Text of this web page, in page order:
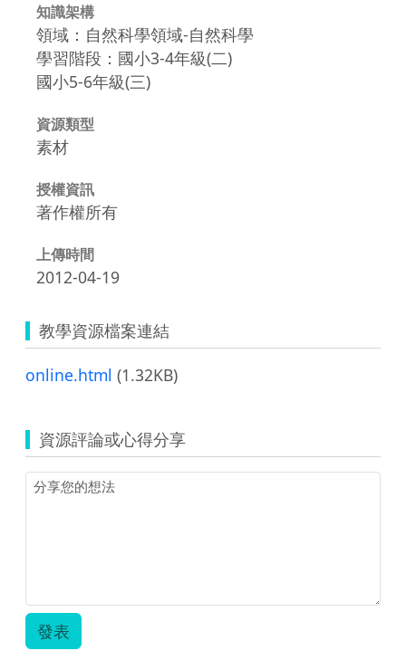
知識架構
領域：自然科學領域-自然科學
學習階段：國小3-4年級(二)
國小5-6年級(三)
資源類型
素材
授權資訊
著作權所有
上傳時間
2012-04-19
教學資源檔案連結
online.html (1.32KB)
資源評論或心得分享
發表